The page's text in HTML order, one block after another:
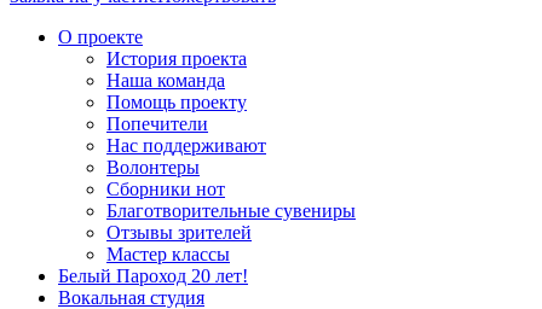
О проекте
История проекта
Наша команда
Помощь проекту
Попечители
Нас поддерживают
Волонтеры
Сборники нот
Благотворительные сувениры
Отзывы зрителей
Мастер классы
Белый Пароход 20 лет!
Вокальная студия